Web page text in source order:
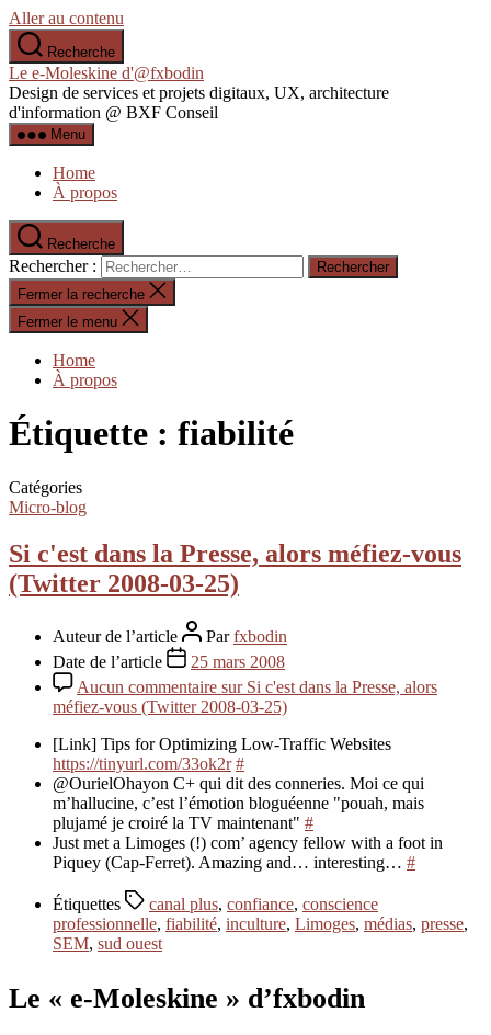
Aller au contenu
Recherche
Le e-Moleskine d'@fxbodin
Design de services et projets digitaux, UX, architecture
d'information @ BXF Conseil
Menu
Home
À propos
Recherche
Rechercher :
Fermer la recherche
Fermer le menu
Home
À propos
Étiquette : fiabilité
Catégories
Micro-blog
Si c'est dans la Presse, alors méfiez-vous
(Twitter 2008-03-25)
Auteur de l’article Parfxbodin
Date de l’article
25 mars 2008
Aucun commentaire sur Si c'est dans la Presse, alors
méfiez-vous (Twitter 2008-03-25)
[Link] Tips for Optimizing Low-Traffic Websites
https://tinyurl.com/33ok2r #
@OurielOhayon C+ qui dit des conneries. Moi ce qui
m’hallucine, c’est l’émotion bloguéenne "pouah, mais
plujamé je croiré la TV maintenant" #
Just met a Limoges (!) com’ agency fellow with a foot in
Piquey (Cap-Ferret). Amazing and… interesting… #
Étiquettes canal plus, confiance, conscience
professionnelle, fiabilité, inculture, Limoges, médias, presse,
SEM, sud ouest
Le « e-Moleskine » d’fxbodin